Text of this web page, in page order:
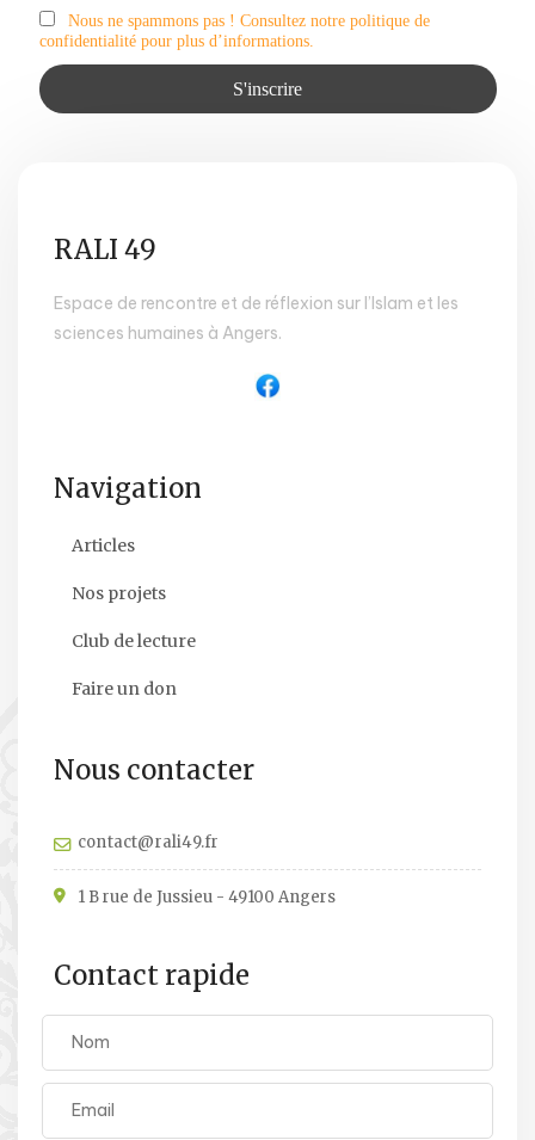
Nous ne spammons pas ! Consultez notre politique de
confidentialité pour plus d’informations.
RALI 49
Espace de rencontre et de réflexion sur l’Islam et les
sciences humaines à Angers.
Navigation
Articles
Nos projets
Club de lecture
Faire un don
Nous contacter
contact@rali49.fr
1 B rue de Jussieu - 49100 Angers
Contact rapide